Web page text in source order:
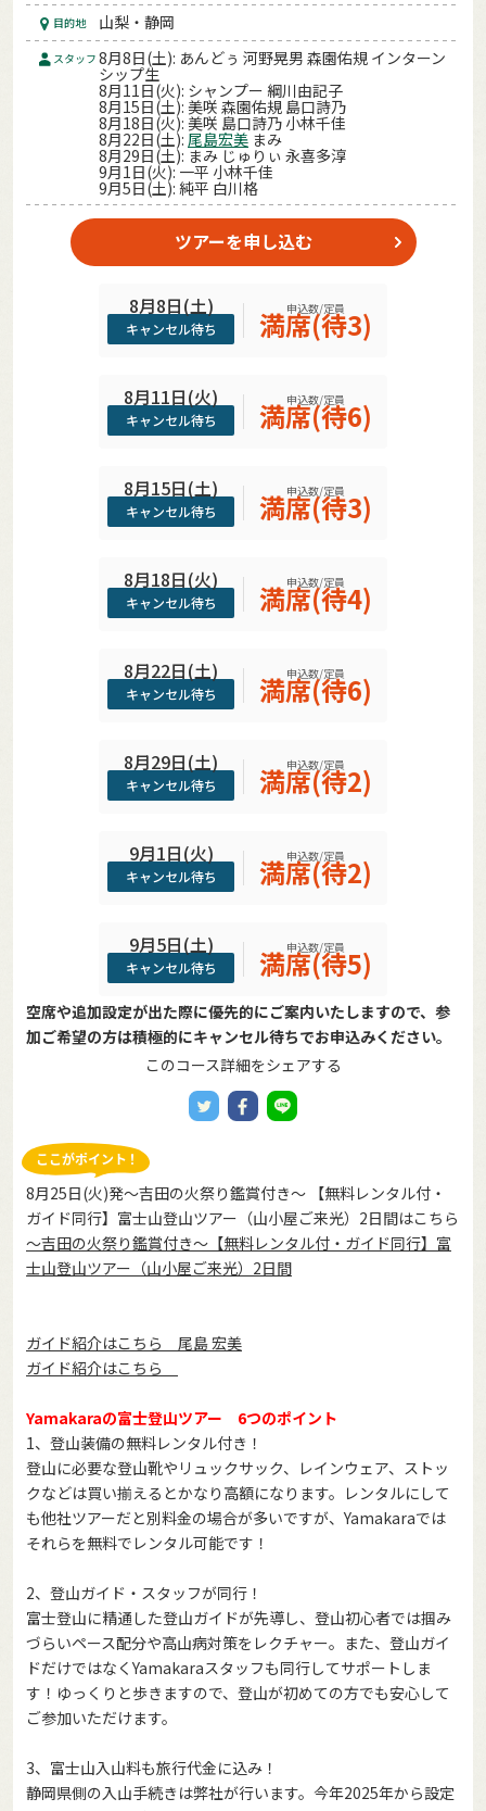
目的地 山梨・静岡
スタッフ 8月8日(土): あんどぅ 河野晃男 森園佑規 インターン
シップ生
8月11日(火): シャンプー 綱川由記子
8月15日(土): 美咲 森園佑規 島口詩乃
8月18日(火): 美咲 島口詩乃 小林千佳
8月22日(土): 尾島宏美 まみ
8月29日(土): まみ じゅりぃ 永喜多淳
9月1日(火): 一平 小林千佳
9月5日(土): 純平 白川格
ツアーを申し込む
8月8日(土)
キャンセル待ち
申込数/定員
満席(待3)
8月11日(火)
キャンセル待ち
申込数/定員
満席(待6)
8月15日(土)
キャンセル待ち
申込数/定員
満席(待3)
8月18日(火)
キャンセル待ち
申込数/定員
満席(待4)
8月22日(土)
キャンセル待ち
申込数/定員
満席(待6)
8月29日(土)
キャンセル待ち
申込数/定員
満席(待2)
9月1日(火)
キャンセル待ち
申込数/定員
満席(待2)
9月5日(土)
キャンセル待ち
申込数/定員
満席(待5)
空席や追加設定が出た際に優先的にご案内いたしますので、参
加ご希望の方は積極的にキャンセル待ちでお申込みください。
このコース詳細をシェアする
8月25日(火)発～吉田の火祭り鑑賞付き～ 【無料レンタル付・
ガイド同行】富士山登山ツアー（山小屋ご来光）2日間はこちら
～吉田の火祭り鑑賞付き～【無料レンタル付・ガイド同行】富
士山登山ツアー（山小屋ご来光）2日間
ガイド紹介はこちら 尾島 宏美
ガイド紹介はこちら
Yamakaraの富士登山ツアー 6つのポイント
1、登山装備の無料レンタル付き！
登山に必要な登山靴やリュックサック、レインウェア、ストッ
クなどは買い揃えるとかなり高額になります。レンタルにして
も他社ツアーだと別料金の場合が多いですが、Yamakaraでは
それらを無料でレンタル可能です！
2、登山ガイド・スタッフが同行！
富士登山に精通した登山ガイドが先導し、登山初心者では掴み
づらいペース配分や高山病対策をレクチャー。また、登山ガイ
ドだけではなくYamakaraスタッフも同行してサポートしま
す！ゆっくりと歩きますので、登山が初めての方でも安心して
ご参加いただけます。
3、富士山入山料も旅行代金に込み！
静岡県側の入山手続きは弊社が行います。今年2025年から設定